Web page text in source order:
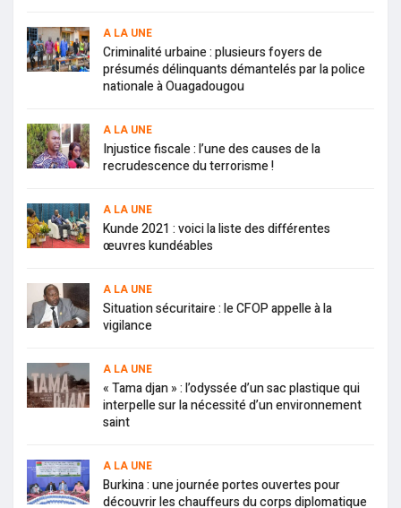
A LA UNE
Criminalité urbaine : plusieurs foyers de
présumés délinquants démantelés par la police
nationale à Ouagadougou
A LA UNE
Injustice fiscale : l’une des causes de la
recrudescence du terrorisme !
A LA UNE
Kunde 2021 : voici la liste des différentes
œuvres kundéables
A LA UNE
Situation sécuritaire : le CFOP appelle à la
vigilance
A LA UNE
« Tama djan » : l’odyssée d’un sac plastique qui
interpelle sur la nécessité d’un environnement
saint
A LA UNE
Burkina : une journée portes ouvertes pour
découvrir les chauffeurs du corps diplomatique